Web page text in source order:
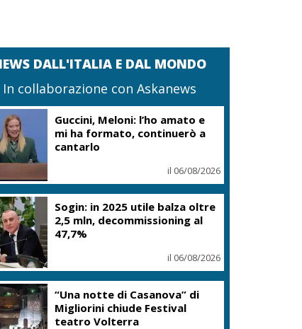
DALL'ITALIA E DAL MONDO
In collaborazione con Askanews
Guccini, Meloni: l’ho amato e
mi ha formato, continuerò a
cantarlo
il 06/08/2026
Sogin: in 2025 utile balza oltre
2,5 mln, decommissioning al
47,7%
il 06/08/2026
“Una notte di Casanova” di
Migliorini chiude Festival
teatro Volterra